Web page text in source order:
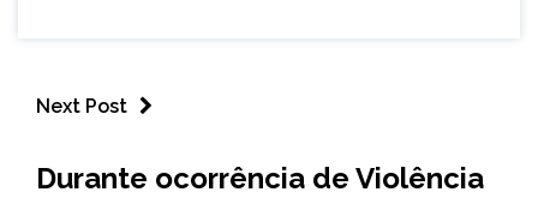
Next Post
MINAS
Durante ocorrência de Violência